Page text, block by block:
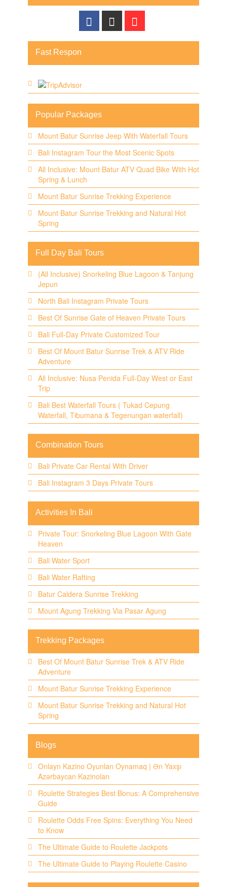
Fast Respon
Popular Packages
Mount Batur Sunrise Jeep With Waterfall Tours
Bali Instagram Tour the Most Scenic Spots
All Inclusive: Mount Batur ATV Quad Bike With Hot
Spring & Lunch
Mount Batur Sunrise Trekking Experience
Mount Batur Sunrise Trekking and Natural Hot
Spring
Full Day Bali Tours
(All Inclusive) Snorkeling Blue Lagoon & Tanjung
Jepun
North Bali Instagram Private Tours
Best Of Sunrise Gate of Heaven Private Tours
Bali Full-Day Private Customized Tour
Best Of Mount Batur Sunrise Trek & ATV Ride
Adventure
All Inclusive: Nusa Penida Full-Day West or East
Trip
Bali Best Waterfall Tours ( Tukad Cepung
Waterfall, Tibumana & Tegenungan waterfall)
Combination Tours
Bali Private Car Rental With Driver
Bali Instagram 3 Days Private Tours
Activities In Bali
Private Tour: Snorkeling Blue Lagoon With Gate
Heaven
Bali Water Sport
Bali Water Rafting
Batur Caldera Sunrise Trekking
Mount Agung Trekking Via Pasar Agung
Trekking Packages
Best Of Mount Batur Sunrise Trek & ATV Ride
Adventure
Mount Batur Sunrise Trekking Experience
Mount Batur Sunrise Trekking and Natural Hot
Spring
Blogs
Onlayn Kazino Oyunları Oynamaq | Ən Yaxşı
Azərbaycan Kazinoları
Roulette Strategies Best Bonus: A Comprehensive
Guide
Roulette Odds Free Spins: Everything You Need
to Know
The Ultimate Guide to Roulette Jackpots
The Ultimate Guide to Playing Roulette Casino